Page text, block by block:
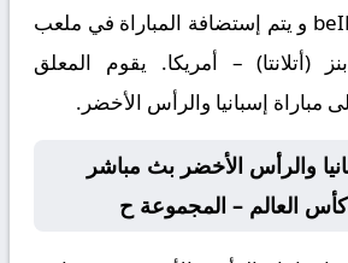
beIN SPORTS MAX 1 و يتم إستضافة المباراة في ملعب
– أمريكا. يقوم المعلق
مباراة إسبانيا والرأس الأخضر.
والرأس الأخضر بث مباشر
العالم – المجموعة ح